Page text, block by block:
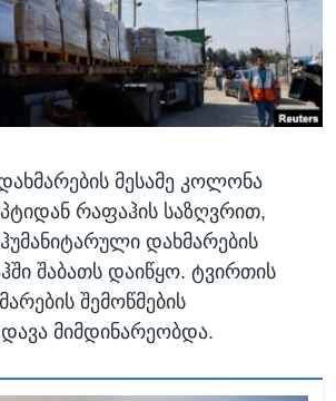
მესამე კოლონა
რაფაჰის საზღვრით,
დახმარების
შაბათს დაიწყო. ტვირთის
შემოწმების
მიმდინარეობდა.